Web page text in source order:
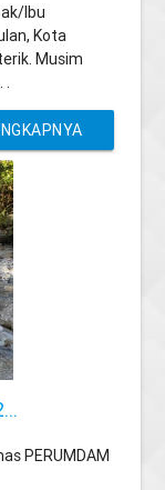
Ibu
Kota
Musim
PERUMDAM